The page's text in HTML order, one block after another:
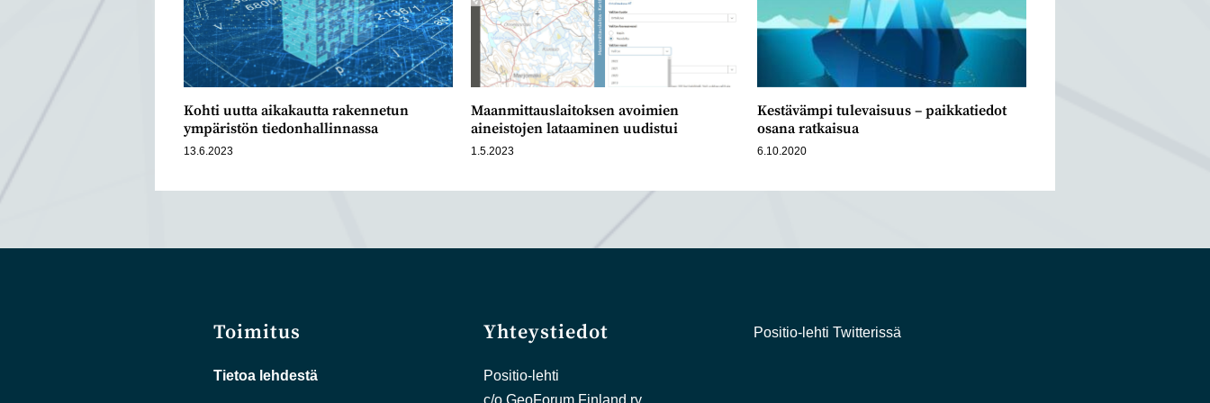
Kohti uutta aikakautta rakennetun
ympäristön tiedonhallinnassa
13.6.2023
Maanmittauslaitoksen avoimien
aineistojen lataaminen uudistui
1.5.2023
Kestävämpi tulevaisuus – paikkatiedot
osana ratkaisua
6.10.2020
Toimitus
Tietoa lehdestä
Yhteystiedot
Positio-lehti
c/o GeoForum Finland ry
Positio-lehti Twitterissä